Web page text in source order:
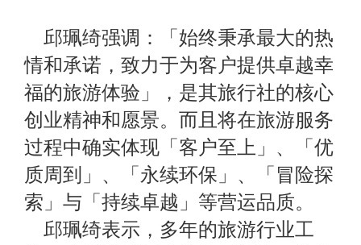
邱珮绮强调：「始终秉承最大的热
情和承诺，致力于为客户提供卓越幸
福的旅游体验」，是其旅行社的核心
创业精神和愿景。而且将在旅游服务
过程中确实体现「客户至上」、「优
质周到」、「永续环保」、「冒险探
索」与「持续卓越」等营运品质。
邱珮绮表示，多年的旅游行业工